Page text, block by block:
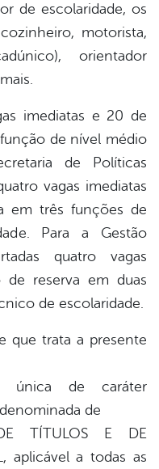
de escolaridade, os
motorista,
orientador
imediatas e 20 de
de nível médio
de Políticas
vagas imediatas
em três funções de
Para a Gestão
quatro vagas
reserva em duas
de escolaridade.
que trata a presente
única de caráter
de
TÍTULOS E DE
aplicável a todas as